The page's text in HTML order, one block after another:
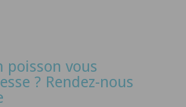
poisson vous
? Rendez-nous